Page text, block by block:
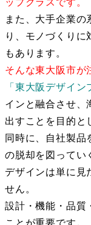
また、大手企業の
り、モノづくり
もあります。
そんな東大阪市が
「東大阪デザイン
インと融合させ、
出すことを目的と
同時に、自社製品
の脱却を図ってい
デザインは単に見
せん。
設計・機能・品質
ことが重要です。